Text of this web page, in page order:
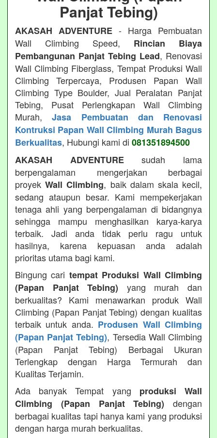
Panjat Tebing)
AKASAH ADVENTURE - Harga Pembuatan
Wall Climbing Speed, Rincian Biaya
Pembangunan Panjat Tebing Lead, Renovasi
Wall Climbing Fiberglass, Tempat Produksi Wall
Climbing Terpercaya, Produsen Papan Wall
Climbing Type Boulder, Jual Peralatan Panjat
Tebing, Pusat Perlengkapan Wall Climbing
Murah,Jasa Pembuatan dan Renovasi
Kontruksi Papan Wall Climbing Murah Bagus
Berkualitas, Hubungi kami di 081351894500
AKASAH ADVENTUREsudah lama
berpengalaman mengerjakan berbagai
proyekWall Climbing, baik dalam skala kecil,
sedang ataupun besar. Kami mempekerjakan
tenaga ahli yang berpengalaman di bidangnya
sehingga mampu menghasilkan karya-karya
terbaik. Jadi anda tidak perlu ragu untuk
hasilnya, karena kepuasan anda adalah
prioritas utama bagi kami.
Bingung cari tempat Produksi Wall Climbing
(Papan Panjat Tebing) yang murah dan
berkualitas? Kami menawarkan produk Wall
Climbing (Papan Panjat Tebing) dengan kualitas
terbaik untuk anda. Produsen Wall Climbing
(Papan Panjat Tebing), Tersedia Wall Climbing
(Papan Panjat Tebing) Berbagai Ukuran
Terlengkap dengan Harga Termurah dan
Kualitas Terjamin.
Ada banyak Tempat yang produksi Wall
Climbing (Papan Panjat Tebing) dengan
berbagai kualitas tapi hanya kami yang produksi
dengan harga murah berkualitas.